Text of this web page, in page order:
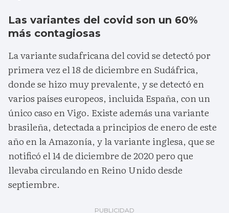
Las variantes del covid son un 60%
más contagiosas
La variante sudafricana del covid se detectó por
primera vez el 18 de diciembre en Sudáfrica,
donde se hizo muy prevalente, y se detectó en
varios países europeos, incluida España, con un
único caso en Vigo. Existe además una variante
brasileña, detectada a principios de enero de este
año en la Amazonía, y la variante inglesa, que se
notificó el 14 de diciembre de 2020 pero que
llevaba circulando en Reino Unido desde
septiembre.